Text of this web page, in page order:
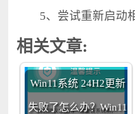
5、尝试重新启动相
相关文章:
Win11系统 24H2更新
失败了怎么办？Win11